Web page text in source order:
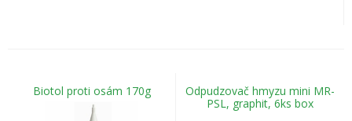
Biotol proti osám 170g
Odpudzovač hmyzu mini MR-
PSL, graphit, 6ks box